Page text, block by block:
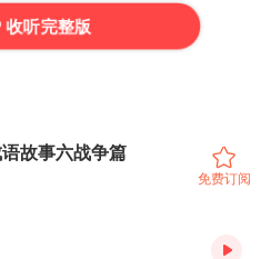
收听完整版
故事六战争篇
免费订阅